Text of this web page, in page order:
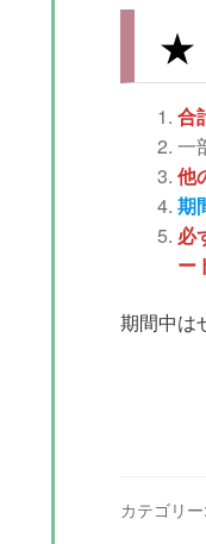
★
合
一
他
期
必
ー
期間中は
カテゴリー: